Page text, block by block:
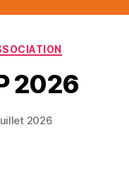
2026
2026